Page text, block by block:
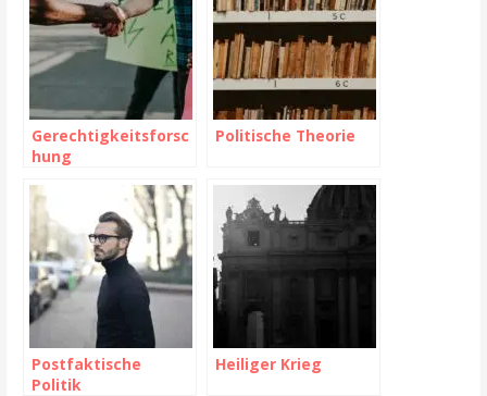
Gerechtigkeitsforsc
hung
Politische Theorie
Postfaktische
Politik
Heiliger Krieg